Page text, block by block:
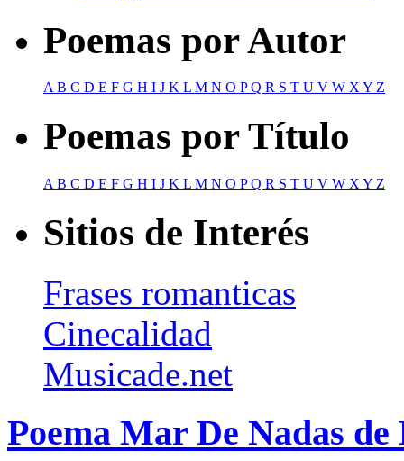
Poemas por Autor
AB C D E F G H I J K L M N O PQ R S T U V W XY Z
Poemas por Título
A B C D E F G H I J K L M N O PQ R S T U V W X Y Z
Sitios de Interés
Frases romanticas
Cinecalidad
Musicade.net
Poema Mar De Nadas